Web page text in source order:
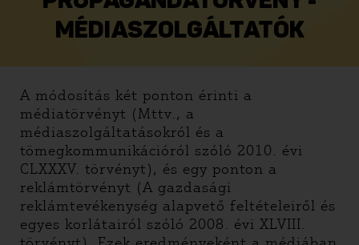
MÉDIASZOLGÁLTATÓK
A módosítás két ponton érinti a
médiatörvényt (Mttv., a
médiaszolgáltatásokról és a
tömegkommunikációról szóló 2010. évi
CLXXXV. törvényt), és egy ponton a
reklámtörvényt (A gazdasági
reklámtevékenység alapvető feltételeiről és
egyes korlátairól szóló 2008. évi XLVIII.